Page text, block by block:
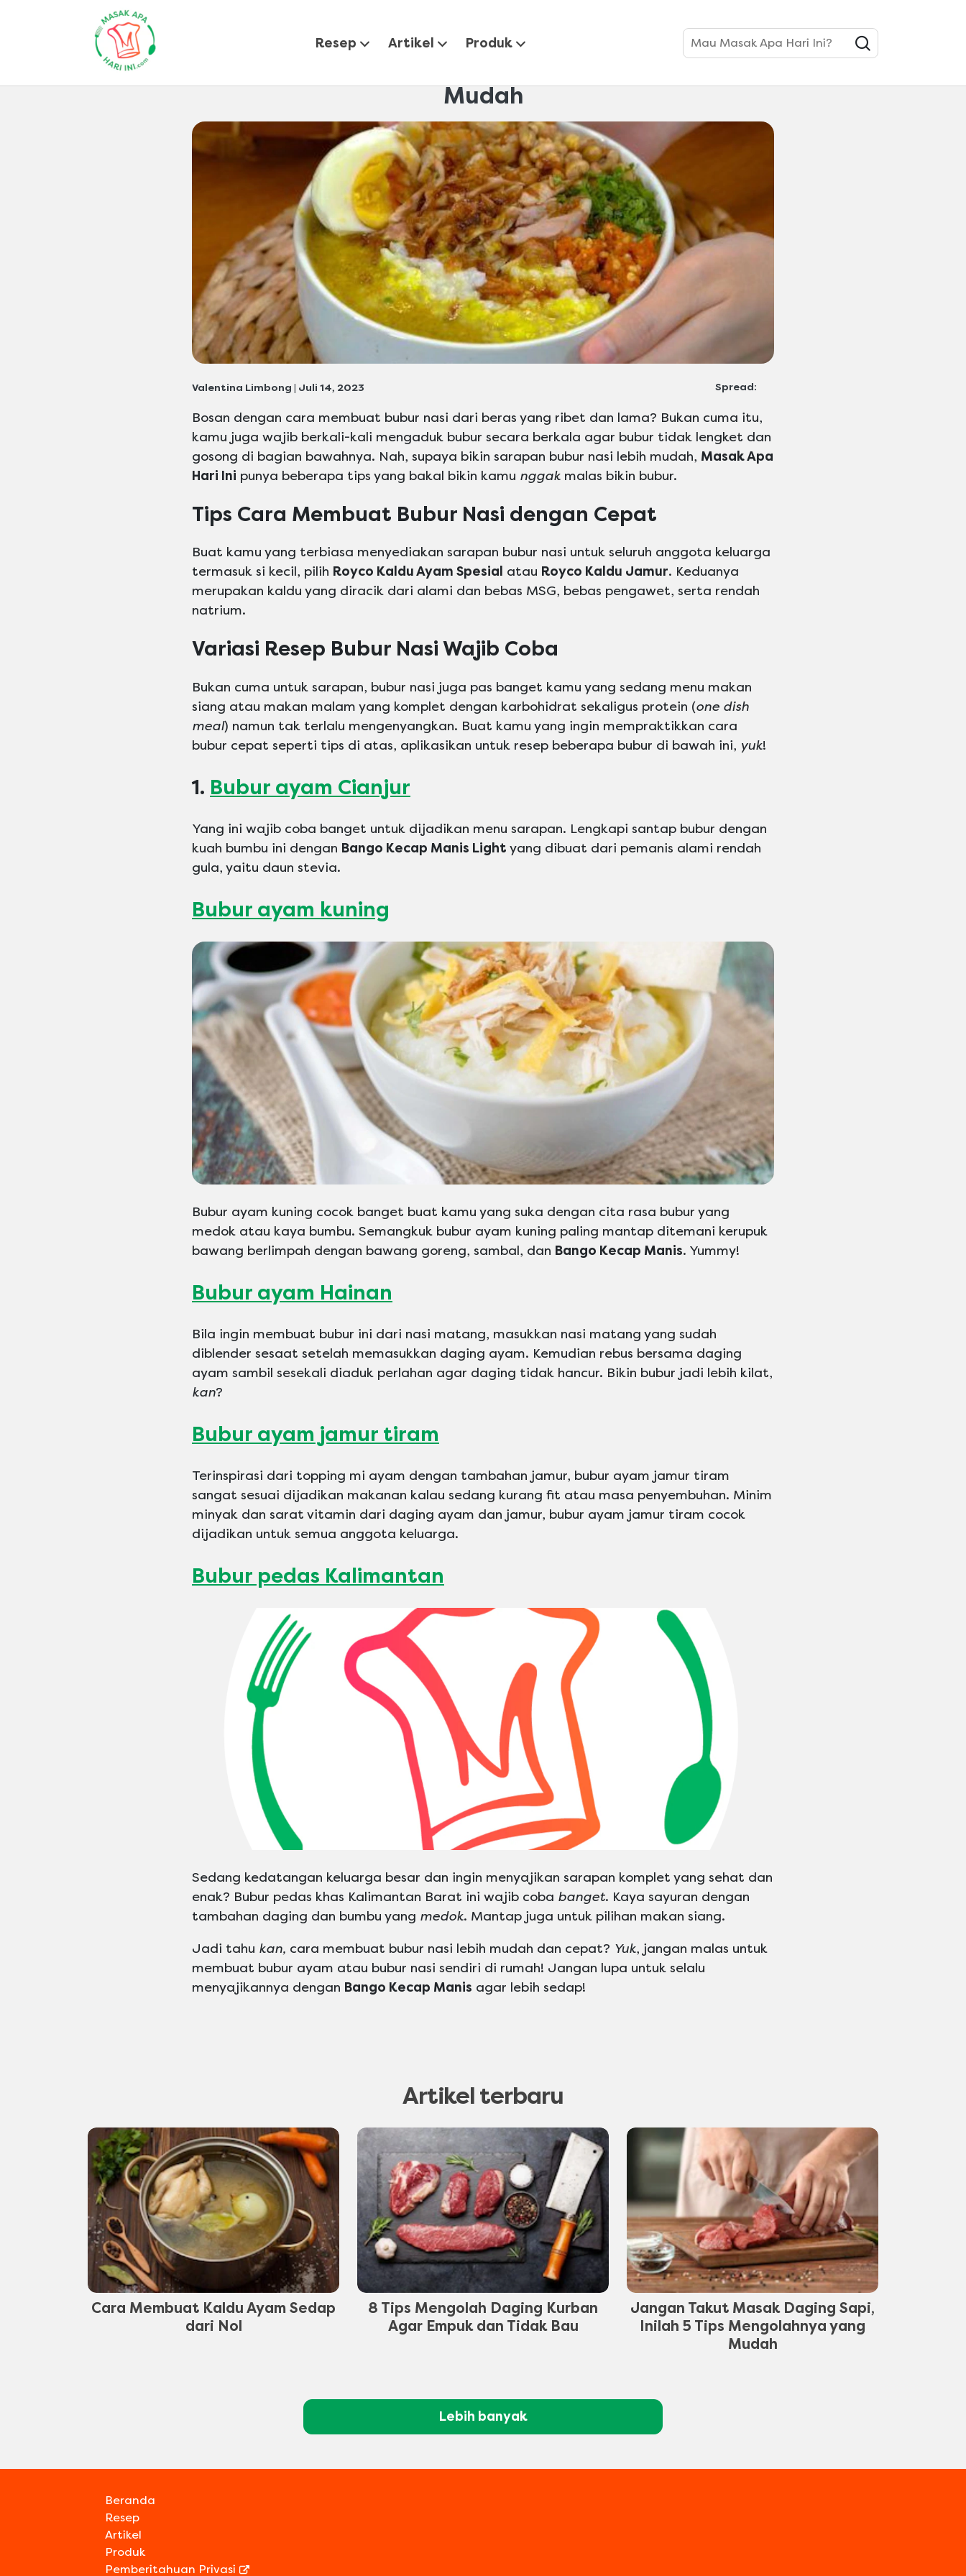
Resep Artikel Produk Mau Masak Apa Hari Ini?
Beranda
Mudah
Valentina Limbong | Juli 14, 2023 Spread:
Bosan dengan cara membuat bubur nasi dari beras yang ribet dan lama? Bukan cuma itu,
kamu juga wajib berkali-kali mengaduk bubur secara berkala agar bubur tidak lengket dan
gosong di bagian bawahnya. Nah, supaya bikin sarapan bubur nasi lebih mudah, Masak Apa
Hari Ini punya beberapa tips yang bakal bikin kamu nggak malas bikin bubur.
Tips Cara Membuat Bubur Nasi dengan Cepat
Buat kamu yang terbiasa menyediakan sarapan bubur nasi untuk seluruh anggota keluarga
termasuk si kecil, pilih Royco Kaldu Ayam Spesial atau Royco Kaldu Jamur. Keduanya
merupakan kaldu yang diracik dari alami dan bebas MSG, bebas pengawet, serta rendah
natrium.
Variasi Resep Bubur Nasi Wajib Coba
Bukan cuma untuk sarapan, bubur nasi juga pas banget kamu yang sedang menu makan
siang atau makan malam yang komplet dengan karbohidrat sekaligus protein (one dish
meal) namun tak terlalu mengenyangkan. Buat kamu yang ingin mempraktikkan cara
bubur cepat seperti tips di atas, aplikasikan untuk resep beberapa bubur di bawah ini, yuk!
1. Bubur ayam Cianjur
Yang ini wajib coba banget untuk dijadikan menu sarapan. Lengkapi santap bubur dengan
kuah bumbu ini dengan Bango Kecap Manis Light yang dibuat dari pemanis alami rendah
gula, yaitu daun stevia.
Bubur ayam kuning
Bubur ayam kuning cocok banget buat kamu yang suka dengan cita rasa bubur yang
medok atau kaya bumbu. Semangkuk bubur ayam kuning paling mantap ditemani kerupuk
bawang berlimpah dengan bawang goreng, sambal, dan Bango Kecap Manis. Yummy!
Bubur ayam Hainan
Bila ingin membuat bubur ini dari nasi matang, masukkan nasi matang yang sudah
diblender sesaat setelah memasukkan daging ayam. Kemudian rebus bersama daging
ayam sambil sesekali diaduk perlahan agar daging tidak hancur. Bikin bubur jadi lebih kilat,
kan?
Bubur ayam jamur tiram
Terinspirasi dari topping mi ayam dengan tambahan jamur, bubur ayam jamur tiram
sangat sesuai dijadikan makanan kalau sedang kurang fit atau masa penyembuhan. Minim
minyak dan sarat vitamin dari daging ayam dan jamur, bubur ayam jamur tiram cocok
dijadikan untuk semua anggota keluarga.
Bubur pedas Kalimantan
Sedang kedatangan keluarga besar dan ingin menyajikan sarapan komplet yang sehat dan
enak? Bubur pedas khas Kalimantan Barat ini wajib coba banget. Kaya sayuran dengan
tambahan daging dan bumbu yang medok. Mantap juga untuk pilihan makan siang.
Jadi tahu kan, cara membuat bubur nasi lebih mudah dan cepat? Yuk, jangan malas untuk
membuat bubur ayam atau bubur nasi sendiri di rumah! Jangan lupa untuk selalu
menyajikannya dengan Bango Kecap Manis agar lebih sedap!
Artikel terbaru
Cara Membuat Kaldu Ayam Sedap
dari Nol
8 Tips Mengolah Daging Kurban
Agar Empuk dan Tidak Bau
Jangan Takut Masak Daging Sapi,
Inilah 5 Tips Mengolahnya yang
Mudah
Lebih banyak
Beranda
Resep
Artikel
Produk
Pemberitahuan Privasi